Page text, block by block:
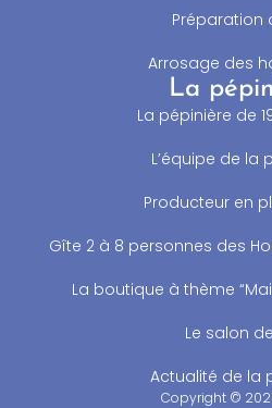
Préparation
Arrosage des
La
La pépinière de
L’équipe de la
Producteur en
Gîte 2 à 8 personnes des
La boutique à thème
Le salon
Actualité de la
Copyright ©